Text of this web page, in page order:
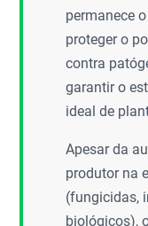
permanece
proteger o
contra
garantir o
ideal de
Apesar da
produtor na
(fungicidas,
biológicos),